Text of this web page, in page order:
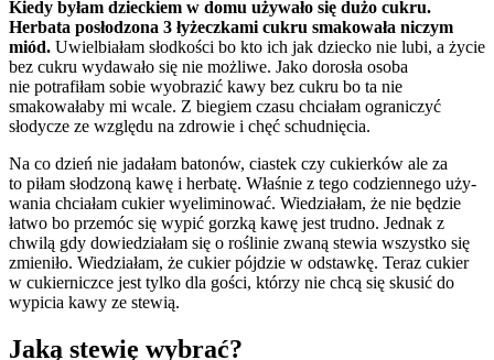
Kiedy byłam dzieck­iem w domu uży­wało się dużo cukru.
Herbata posłod­zona 3 łyżeczkami cukru smakowała niczym
miód. Uwiel­bi­ałam słod­kości bo kto ich jak dziecko nie lubi, a życie
bez cukru wydawało się nie możliwe. Jako dorosła osoba
nie potrafiłam sobie wyobrazić kawy bez cukru bo ta nie
smakowałaby mi wcale. Z biegiem czasu chci­ałam ograniczyć
słody­cze ze względu na zdrowie i chęć schud­nię­cia.
Na co dzień nie jadałam batonów, ciastek czy cukierków ale za
to piłam słod­zoną kawę i herbatę. Właśnie z tego codzi­en­nego uży­
wa­nia chci­ałam cukier wye­lim­i­nować. Wiedzi­ałam, że nie będzie
łatwo bo przemóc się wypić gorzką kawę jest trudno. Jed­nak z
chwilą gdy dowiedzi­ałam się o roślinie zwaną stewia wszys­tko się
zmieniło. Wiedzi­ałam, że cukier pójdzie w odstawkę. Teraz cukier
w cukier­niczce jest tylko dla gości, którzy nie chcą się skusić do
wyp­i­cia kawy ze stewią.
Jaką stewię wybrać?